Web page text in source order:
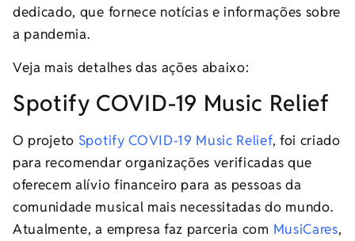
dedicado, que fornece notícias e informações sobre
a pandemia.
Veja mais detalhes das ações abaixo:
Spotify COVID-19 Music Relief
O projeto Spotify COVID-19 Music Relief, foi criado
para recomendar organizações verificadas que
oferecem alívio financeiro para as pessoas da
comunidade musical mais necessitadas do mundo.
Atualmente, a empresa faz parceria com MusiCares,